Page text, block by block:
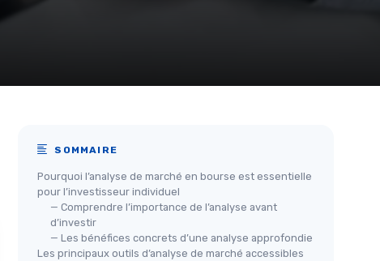
SOMMAIRE
Pourquoi l’analyse de marché en bourse est essentielle
pour l’investisseur individuel
— Comprendre l’importance de l’analyse avant
d’investir
— Les bénéfices concrets d’une analyse approfondie
Les principaux outils d’analyse de marché accessibles